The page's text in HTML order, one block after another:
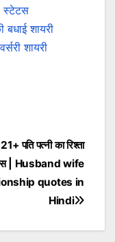
स्टेटस
बधाई शायरी
शायरी
पति पत्नी का रिश्ता
| Husband wife
quotes in
Hindi